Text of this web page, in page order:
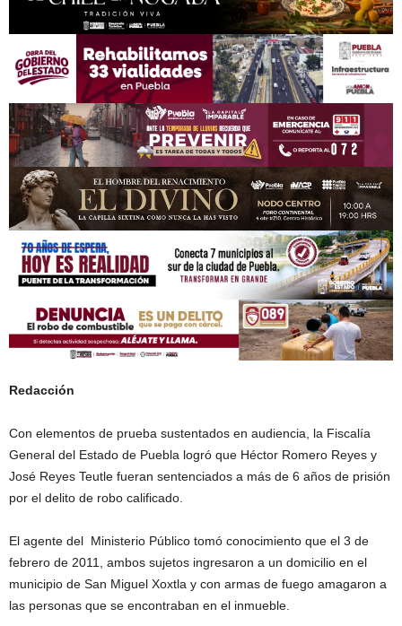
Redacción
Con elementos de prueba sustentados en audiencia, la Fiscalía
General del Estado de Puebla logró que Héctor Romero Reyes y
José Reyes Teutle fueran sentenciados a más de 6 años de prisión
por el delito de robo calificado.
El agente del Ministerio Público tomó conocimiento que el 3 de
febrero de 2011, ambos sujetos ingresaron a un domicilio en el
municipio de San Miguel Xoxtla y con armas de fuego amagaron a
las personas que se encontraban en el inmueble.